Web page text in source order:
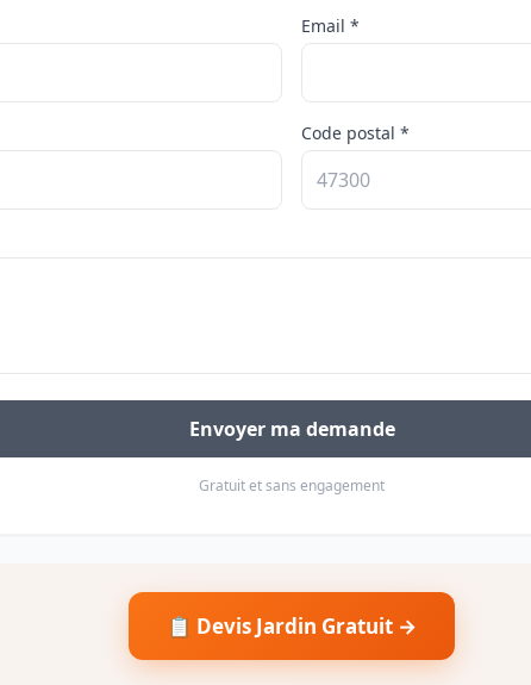
Email *
Code postal *
Envoyer ma demande
Gratuit et sans engagement
📋 Devis Jardin Gratuit →